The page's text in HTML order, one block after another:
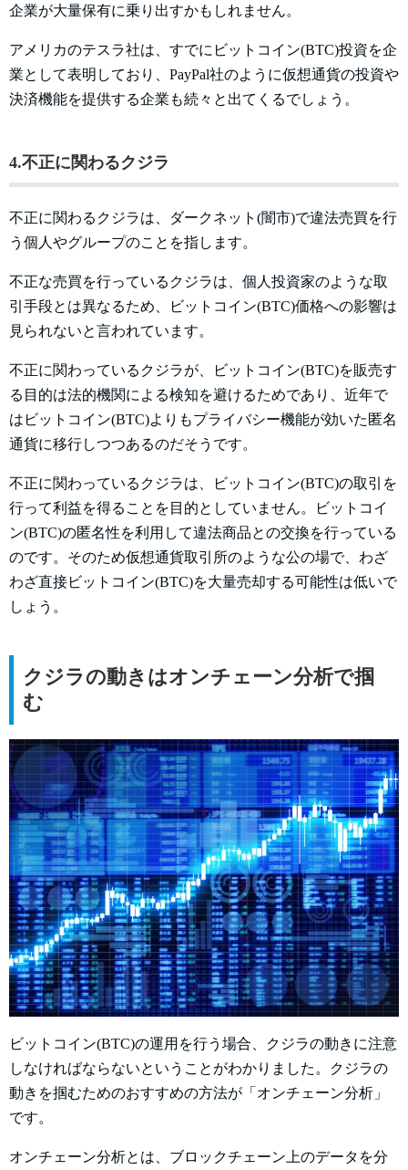
企業が大量保有に乗り出すかもしれません。
アメリカのテスラ社は、すでにビットコイン(BTC)投資を企
業として表明しており、PayPal社のように仮想通貨の投資や
決済機能を提供する企業も続々と出てくるでしょう。
4.不正に関わるクジラ
不正に関わるクジラは、ダークネット(闇市)で違法売買を行
う個人やグループのことを指します。
不正な売買を行っているクジラは、個人投資家のような取
引手段とは異なるため、ビットコイン(BTC)価格への影響は
見られないと言われています。
不正に関わっているクジラが、ビットコイン(BTC)を販売す
る目的は法的機関による検知を避けるためであり、近年で
はビットコイン(BTC)よりもプライバシー機能が効いた匿名
通貨に移行しつつあるのだそうです。
不正に関わっているクジラは、ビットコイン(BTC)の取引を
行って利益を得ることを目的としていません。ビットコイ
ン(BTC)の匿名性を利用して違法商品との交換を行っている
のです。そのため仮想通貨取引所のような公の場で、わざ
わざ直接ビットコイン(BTC)を大量売却する可能性は低いで
しょう。
クジラの動きはオンチェーン分析で掴
む
ビットコイン(BTC)の運用を行う場合、クジラの動きに注意
しなければならないということがわかりました。クジラの
動きを掴むためのおすすめの方法が「オンチェーン分析」
です。
オンチェーン分析とは、ブロックチェーン上のデータを分